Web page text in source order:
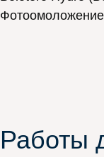
Фотоомоложение
Работы